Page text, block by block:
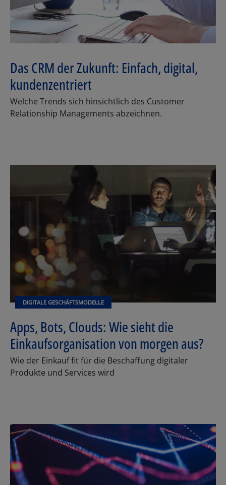
Das CRM der Zukunft: Einfach, digital,
kundenzentriert
Welche Trends sich hinsichtlich des Customer
Relationship Managements abzeichnen.
DIGITALE GESCHÄFTSMODELLE
Apps, Bots, Clouds: Wie sieht die
Einkaufsorganisation von morgen aus?
Wie der Einkauf fit für die Beschaffung digitaler
Produkte und Services wird